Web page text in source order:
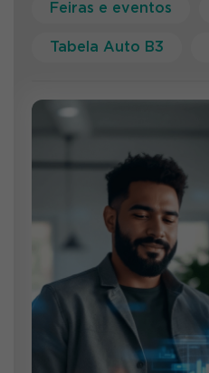
Feiras e eventos
Tabela Auto B3